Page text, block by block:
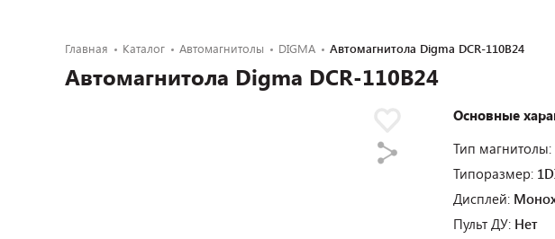
Главная Каталог Автомагнитолы DIGMA Автомагнитола Digma DCR-110B24
Автомагнитола Digma DCR-110B24
Основные
Тип магнитолы:
Типоразмер:
Дисплей:
Пульт ДУ: Нет